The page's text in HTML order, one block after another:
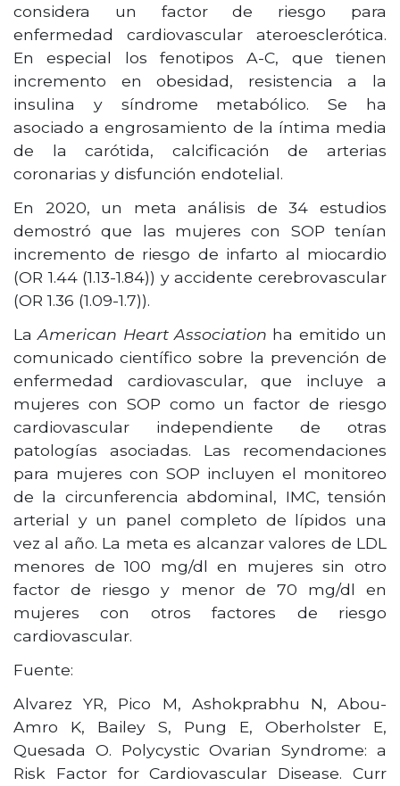
considera un factor de riesgo para
enfermedad cardiovascular ateroesclerótica.
En especial los fenotipos A-C, que tienen
incremento en obesidad, resistencia a la
insulina y síndrome metabólico. Se ha
asociado a engrosamiento de la íntima media
de la carótida, calcificación de arterias
coronarias y disfunción endotelial.
En 2020, un meta análisis de 34 estudios
demostró que las mujeres con SOP tenían
incremento de riesgo de infarto al miocardio
(OR 1.44 (1.13-1.84)) y accidente cerebrovascular
(OR 1.36 (1.09-1.7)).
LaAmerican Heart Association ha emitido un
comunicado científico sobre la prevención de
enfermedad cardiovascular, que incluye a
mujeres con SOP como un factor de riesgo
cardiovascular independiente de otras
patologías asociadas. Las recomendaciones
para mujeres con SOP incluyen el monitoreo
de la circunferencia abdominal, IMC, tensión
arterial y un panel completo de lípidos una
vez al año. La meta es alcanzar valores de LDL
menores de 100 mg/dl en mujeres sin otro
factor de riesgo y menor de 70 mg/dl en
mujeres con otros factores de riesgo
cardiovascular.
Fuente:
Alvarez YR, Pico M, Ashokprabhu N, Abou-
Amro K, Bailey S, Pung E, Oberholster E,
Quesada O. Polycystic Ovarian Syndrome: a
Risk Factor for Cardiovascular Disease. Curr